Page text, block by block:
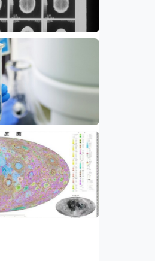
yang
dan
dari nol,
bakteriofag